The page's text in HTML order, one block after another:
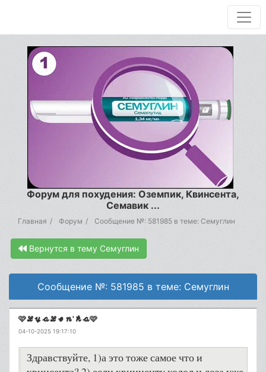
Форум для похудения: Оземпик, Квинсента,
Семавик ...
Главная Форум Сообщение №: 581985 в теме: Семуглин
Вернутся в тему Семуглин
Сообщение №: 581985 в теме: Семуглин
🩷𝓛𝔂𝓪𝓛𝓮𝓷'𝓴𝓪🩷
04-10-2025 19:17:10
Здравствуйте, 1)а это тоже самое что и